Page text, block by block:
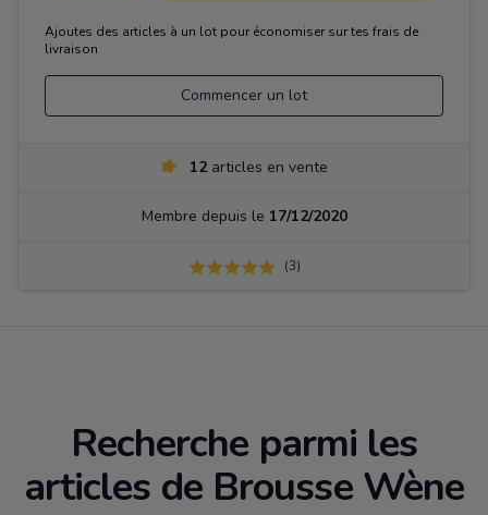
Ajoutes des articles à un lot pour économiser sur tes frais de
livraison
Commencer un lot
12articles en vente
Membre depuis le 17/12/2020
(3)
Recherche parmi les
articles de Brousse Wène